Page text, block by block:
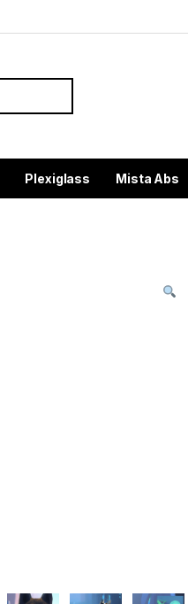
Plexiglass Mista Abs